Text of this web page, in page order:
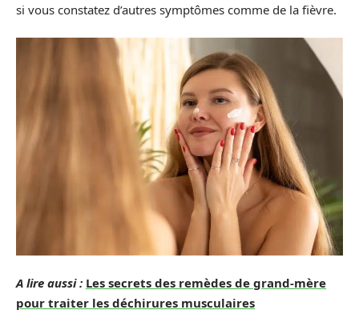
si vous constatez d’autres symptômes comme de la fièvre.
A lire aussi : Les secrets des remèdes de grand-mère
pour traiter les déchirures musculaires